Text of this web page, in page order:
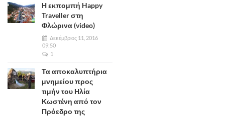
Η εκπομπή Happy
Traveller στη
Φλώρινα (video)
Δεκέμβριος 11, 2016
09:50
1
Τα αποκαλυπτήρια
μνημείου προς
τιμήν του Ηλία
Κωστένη από τον
Πρόεδρο της